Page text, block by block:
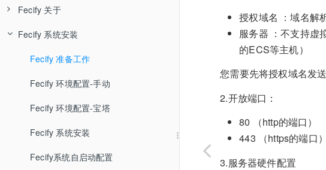
Fecify 关于
Fecify 系统介绍
Fecify 视频教学
Fecify 最新发布
Fecify AI知识库
Fecify 系统安装
Fecify 准备工作
Fecify 环境配置-手动
Fecify 环境配置-宝塔
Fecify 系统安装
Fecify系统自启动配置
授权域名 ：域名解
服务器 ：不支持虚
的ECS等主机）
您需要先将授权域名发
2.开放端口：
80 （http的端口）
443 （https的端口）
3.服务器硬件配置